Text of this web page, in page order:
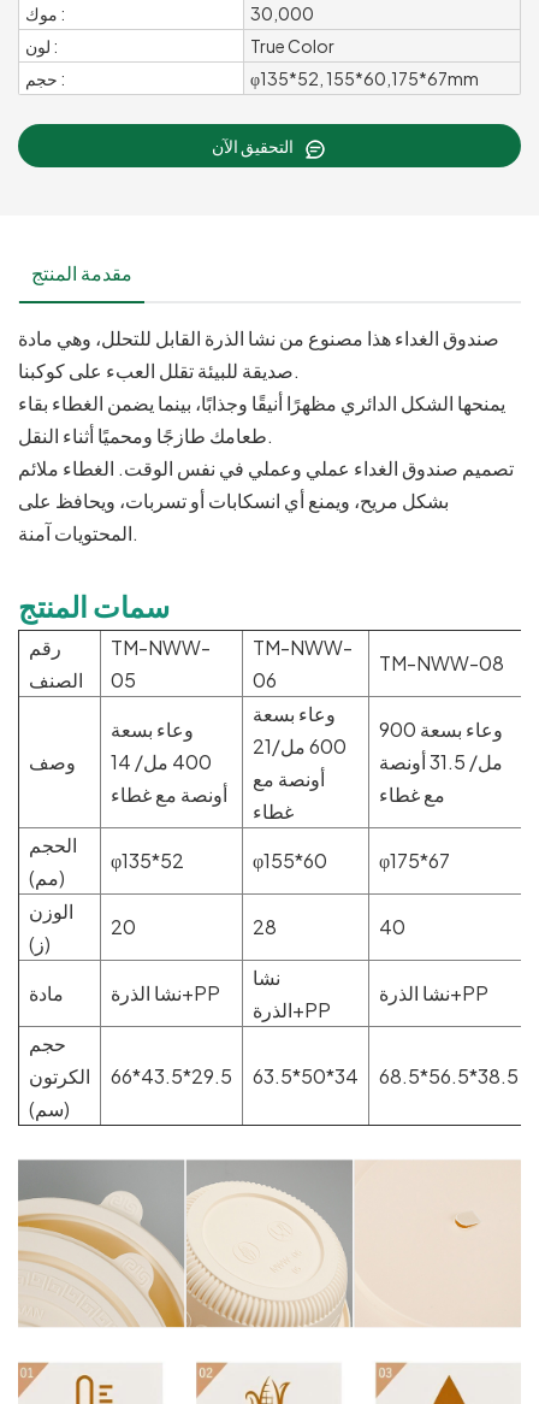
موك :
30,000
لون :
True Color
حجم :
φ135*52, 155*60,175*67mm
مقدمة المنتج
صندوق الغداء هذا مصنوع من نشا الذرة القابل للتحلل، وهي مادة
صديقة للبيئة تقلل العبء على كوكبنا.
يمنحها الشكل الدائري مظهرًا أنيقًا وجذابًا، بينما يضمن الغطاء بقاء
طعامك طازجًا ومحميًا أثناء النقل.
تصميم صندوق الغداء عملي وعملي في نفس الوقت. الغطاء ملائم
بشكل مريح، ويمنع أي انسكابات أو تسربات، ويحافظ على
المحتويات آمنة.
سمات المنتج
رقم
الصنف
TM-NWW-
05
TM-NWW-
06
TM-NWW-08
وصف
وعاء بسعة
400 مل/ 14
أونصة مع غطاء
وعاء بسعة
600 مل/21
أونصة مع
غطاء
وعاء بسعة 900
مل/ 31.5 أونصة
مع غطاء
الحجم
(مم)
φ135*52 φ155*60
φ175*67
الوزن
(ز)
20 28 40
مادة نشا الذرة+PP
نشا
الذرة+PP
نشا الذرة+PP
حجم
الكرتون
(سم)
66*43.5*29.5 63.5*50*34 68.5*56.5*38.5